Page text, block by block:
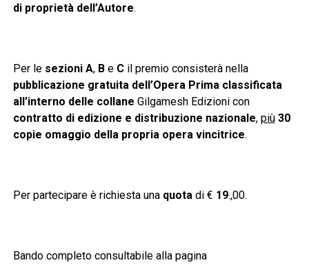
di proprietà dell’Autore.
Per le sezioni A,B e Cil premio consisterà nella
pubblicazione gratuita dell’Opera Prima classificata
all’interno delle collane Gilgamesh Edizioni con
contratto di edizione e distribuzione nazionale, più 30
copie omaggio della propria opera vincitrice.
Per partecipare è richiesta una quotadi € 19.,00.
Bando completo consultabile alla pagina